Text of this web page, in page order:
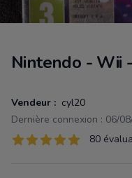
Nintendo - Wii
Vendeur : cyl20
Dernière connexion : 06/
Évaluations
80 sur 5 étoiles 80